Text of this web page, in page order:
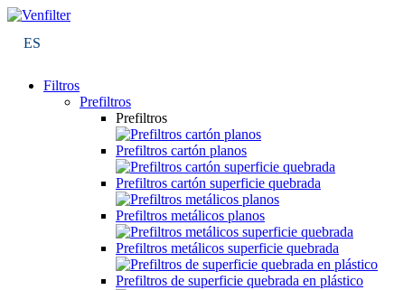
ES
Filtros
Prefiltros
Prefiltros
Prefiltros cartón planos
Prefiltros cartón superficie quebrada
Prefiltros metálicos planos
Prefiltros metálicos superficie quebrada
Prefiltros de superficie quebrada en plástico